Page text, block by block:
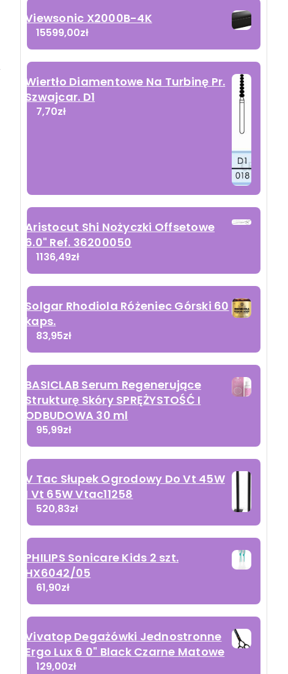
Viewsonic X2000B-4K
15599,00zł
Wiertło Diamentowe Na Turbinę Pr.
Szwajcar. D1
7,70zł
Aristocut Shi Nożyczki Offsetowe
6.0" Ref. 36200050
1136,49zł
Solgar Rhodiola Różeniec Górski 60
kaps.
83,95zł
BASICLAB Serum Regenerujące
Strukturę Skóry SPRĘŻYSTOŚĆ I
ODBUDOWA 30 ml
95,99zł
V Tac Słupek Ogrodowy Do Vt 45W
I Vt 65W Vtac11258
520,83zł
PHILIPS Sonicare Kids 2 szt.
HX6042/05
61,90zł
Vivatop Degażówki Jednostronne
Ergo Lux 6 0" Black Czarne Matowe
129,00zł